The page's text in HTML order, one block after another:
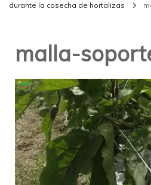
durante la cosecha de hortalizas
malla-